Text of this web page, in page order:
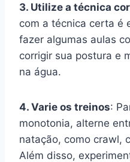
3. Utilize a técnica
com a técnica certa é
fazer algumas aulas
corrigir sua postura e
na água.
4. Varie os treinos:
monotonia, alterne
natação, como crawl,
Além disso,